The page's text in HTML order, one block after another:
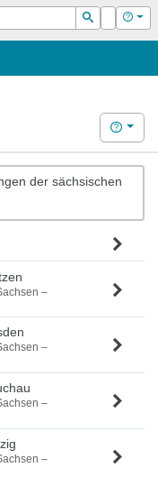
Suchen
Login Hilfe
Hilfe
der sächsischen
–
–
–
–